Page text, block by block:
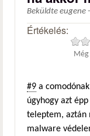
Beküldte eugene -
Értékelés:
#9 a
úgyhogy azt
teleptem, aztán
malware